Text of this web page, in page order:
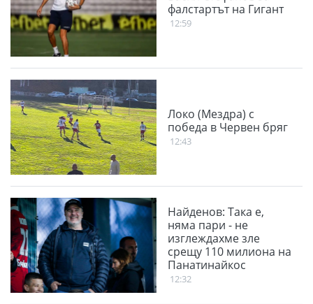
фалстартът на Гигант
12:59
Локо (Мездра) с
победа в Червен бряг
12:43
Найденов: Така е,
няма пари - не
изглеждахме зле
срещу 110 милиона на
Панатинайкос
12:32